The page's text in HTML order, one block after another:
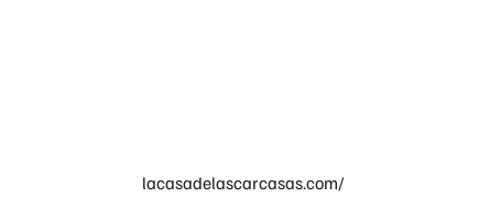
lacasadelascarcasas.com/